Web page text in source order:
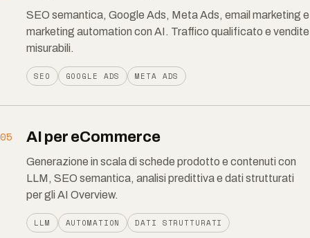
SEO semantica, Google Ads, Meta Ads, email marketing e
marketing automation con AI. Traffico qualificato e vendite
misurabili.
SEO GOOGLE ADS META ADS
05 AI per eCommerce
Generazione in scala di schede prodotto e contenuti con
LLM, SEO semantica, analisi predittiva e dati strutturati
per gli AI Overview.
LLM AUTOMATION DATI STRUTTURATI